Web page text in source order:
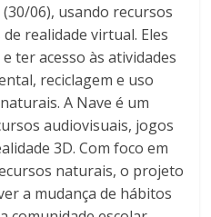
06), usando recursos
realidade virtual. Eles
ter acesso às atividades
reciclagem e uso
A Nave é um
audiovisuais, jogos
3D. Com foco em
naturais, o projeto
a mudança de hábitos